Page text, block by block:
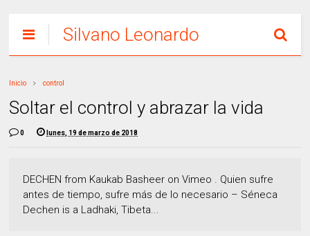
Silvano Leonardo
Inicio control
Soltar el control y abrazar la vida
0 lunes, 19 de marzo de 2018
DECHEN from Kaukab Basheer on Vimeo . Quien sufre
antes de tiempo, sufre más de lo necesario – Séneca
Dechen is a Ladhaki, Tibeta...